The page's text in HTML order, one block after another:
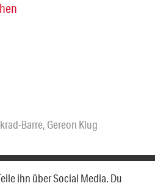
Barre, Gereon Klug
ihn über Social Media. Du